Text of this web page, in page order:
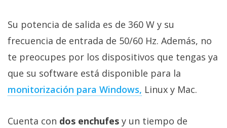
Su potencia de salida es de 360 W y su
frecuencia de entrada de 50/60 Hz. Además, no
te preocupes por los dispositivos que tengas ya
que su software está disponible para la
monitorización para Windows, Linux y Mac.
Cuenta con dos enchufes y un tiempo de